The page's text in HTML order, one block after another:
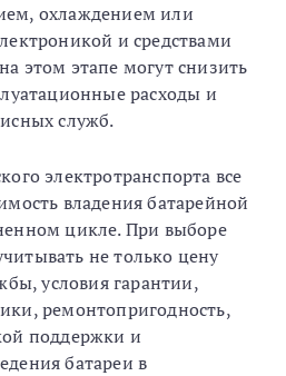
охлаждением или
и средствами
этом этапе могут снизить
расходы и
служб.
электротранспорта все
владения батарейной
цикле. При выборе
не только цену
условия гарантии,
ремонтопригодность,
поддержки и
батареи в